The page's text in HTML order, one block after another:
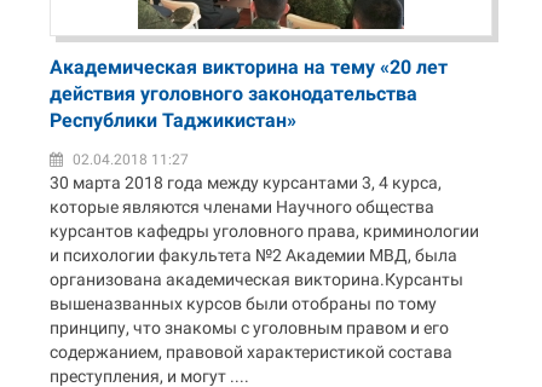
Академическая викторина на тему «20 лет
действия уголовного законодательства
Республики Таджикистан»
02.04.2018 11:27
30 марта 2018 года между курсантами 3, 4 курса,
которые являются членами Научного общества
курсантов кафедры уголовного права, криминологии
и психологии факультета №2 Академии МВД, была
организована академическая викторина.Курсанты
вышеназванных курсов были отобраны по тому
принципу, что знакомы с уголовным правом и его
содержанием, правовой характеристикой состава
преступления, и могут ....